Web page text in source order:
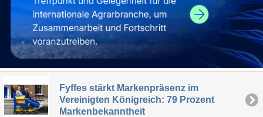
Fyffes stärkt Markenpräsenz im
Vereinigten Königreich: 79 Prozent
Markenbekanntheit